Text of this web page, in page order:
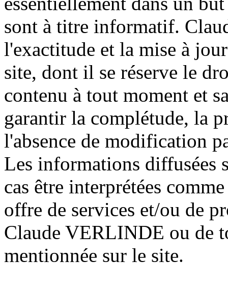
sont à titre informatif.
l'exactitude et la mise à
site, dont il se réserve le
contenu à tout moment et
garantir la complétude, la
l'absence de modification
Les informations diffusées
cas être interprétées
offre de services et/ou de
Claude VERLINDE ou de
mentionnée sur le site.